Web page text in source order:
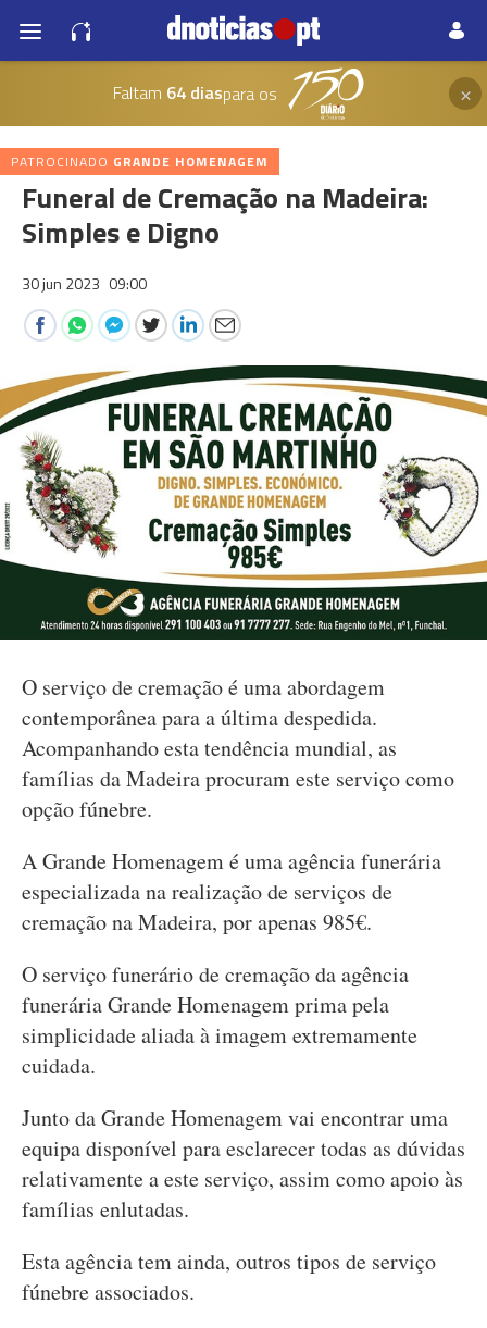
Faltam 64 diaspara os ×
PATROCINADO GRANDE HOMENAGEM
Funeral de Cremação na Madeira:
Simples e Digno
30 jun 2023 09:00
O serviço de cremação é uma abordagem
contemporânea para a última despedida.
Acompanhando esta tendência mundial, as
famílias da Madeira procuram este serviço como
opção fúnebre.
A Grande Homenagem é uma agência funerária
especializada na realização de serviços de
cremação na Madeira, por apenas 985€.
O serviço funerário de cremação da agência
funerária Grande Homenagem prima pela
simplicidade aliada à imagem extremamente
cuidada.
Junto da Grande Homenagem vai encontrar uma
equipa disponível para esclarecer todas as dúvidas
relativamente a este serviço, assim como apoio às
famílias enlutadas.
Esta agência tem ainda, outros tipos de serviço
fúnebre associados.